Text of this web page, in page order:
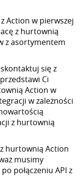
Action w pierwszej
z hurtownią
z asortymentem
się z
Ci
Action w
w zależności
z hurtownią
hurtownią Action
musimy
połączeniu API z